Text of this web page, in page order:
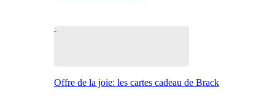
Offre de la joie: les cartes cadeau de Brack